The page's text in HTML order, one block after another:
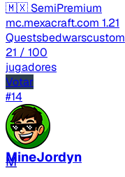
🇲🇽 SemiPremium
mc.mexacraft.com 1.21
Questsbedwarscustom
21 / 100
jugadores
Votar
#14
M
MineJordyn